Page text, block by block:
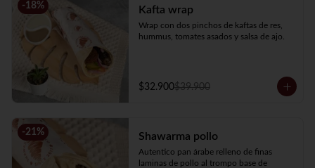
-18% Kafta wrap
Wrap con dos pinchos de kaftas de res,
hummus, tomates asados y salsa de ajo.
$32.900$39.900
-21% Shawarma pollo
Autentico pan árabe relleno de finas
laminas de pollo al trompo base de